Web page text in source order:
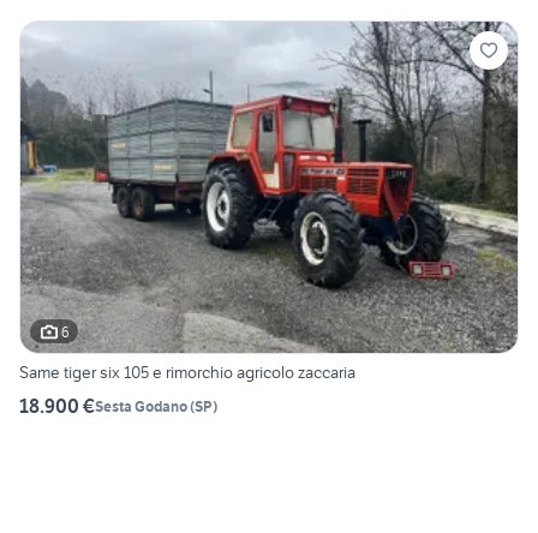
6
Same tiger six 105 e rimorchio agricolo zaccaria
18.900 €Sesta Godano(SP)